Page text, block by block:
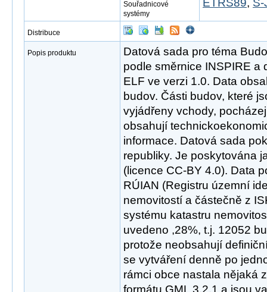
Souřadnicové
systémy
ETRS89, S-
Distribuce
Popis produktu
Datová sada pro téma
podle směrnice INSPIRE a
ELF ve verzi 1.0. Data
budov. Části budov, které
vyjádřeny vchody,
obsahují
informace. Datová sada
republiky. Je poskytována
(licence CC-BY 4.0). Data
RÚIAN (Registru územní
nemovitostí a částečně z
systému katastru
uvedeno ,28%, t.j. 12052
protože neobsahují
se vytváření denně po
rámci obce nastala nějaká
formátu GML 3.2.1 a jsou